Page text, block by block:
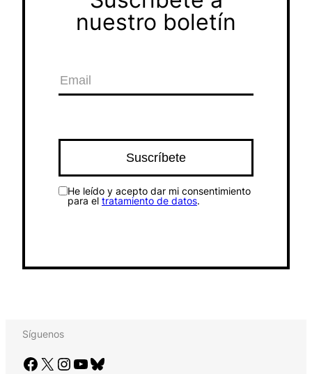
nuestro boletín
He leído y acepto dar mi consentimiento
para el tratamiento de datos.
Síguenos
Facebook X Instagram YouTube Bluesky